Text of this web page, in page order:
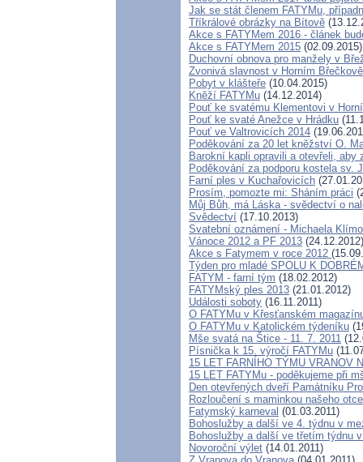
Jak se stát členem FATYMu,
Tříkrálové obrázky na Bítově
Akce s FATYMem 2016 - článek
Akce s FATYMem 2015 (02.09.2015)
Duchovní obnova pro manžely v
Zvonivá slavnost v Horním Břečkově
Pobyt v klášteře (10.04.2015)
Kněží FATYMu (14.12.2014)
Pouť ke svatému Klementovi v
Pouť ke svaté Anežce v Hrádku
Pouť ve Valtrovicích 2014
Poděkování za 20 let kněžství O.
Barokní kapli opravili a otevřeli, aby
Poděkování za podporu kostela sv.
Farní ples v Kuchařovicích
Prosím, pomozte mi: Sháním práci
Můj Bůh, má Láska - svědectví o
Svědectví (17.10.2013)
Svatební oznámení - Michaela
Vánoce 2012 a PF 2013 (24.12.2012)
Akce s Fatymem v roce 2012
Týden pro mladé SPOLU K
FATYM - farní tým (18.02.2012)
FATYMský ples 2013 (21.01.2012)
Události soboty (16.11.2011)
O FATYMu v Křesťanském
O FATYMu v Katolickém týdeníku
Mše svatá na Štice - 11. 7. 2011
Písnička k 15. výročí FATYMu
15 LET FARNÍHO TÝMU VRANOV
15 LET FATYMu - poděkujeme při
Den otevřených dveří Památníku
Rozloučení s maminkou našeho
Fatymský karneval (01.03.2011)
Bohoslužby a další ve 4. týdnu v
Bohoslužby a další ve třetím týdnu
Novoroční výlet (14.01.2011)